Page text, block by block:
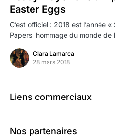
Easter Eggs
C’est officiel : 2018 est l’année
Papers, hommage du monde
Clara Lamarca
28 mars 2018
Liens commerciaux
Nos partenaires